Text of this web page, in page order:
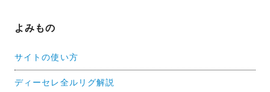
よみもの
サイトの使い方
ディーセレ全ルリグ解説